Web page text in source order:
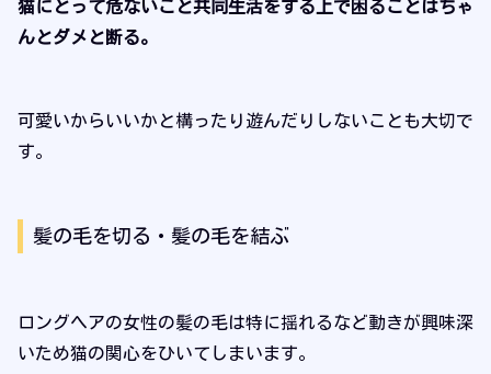
猫にとって危ないこと共同生活をする上で困ることはちゃ
んとダメと断る。
可愛いからいいかと構ったり遊んだりしないことも大切で
す。
髪の毛を切る・髪の毛を結ぶ
ロングヘアの女性の髪の毛は特に揺れるなど動きが興味深
いため猫の関心をひいてしまいます。